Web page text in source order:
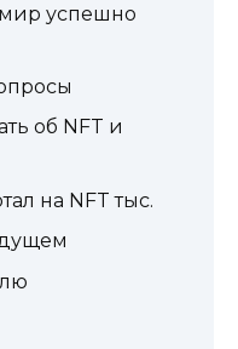
успешно
об NFT и
на NFT тыс.